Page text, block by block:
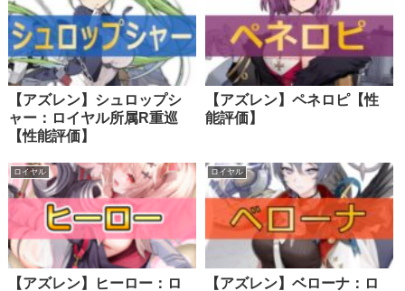
【アズレン】シュロップシ
ャー：ロイヤル所属R重巡
【性能評価】
【アズレン】ペネロピ【性
能評価】
ロイヤル
【アズレン】ヒーロー：ロ
ロイヤル
【アズレン】ベローナ：ロ